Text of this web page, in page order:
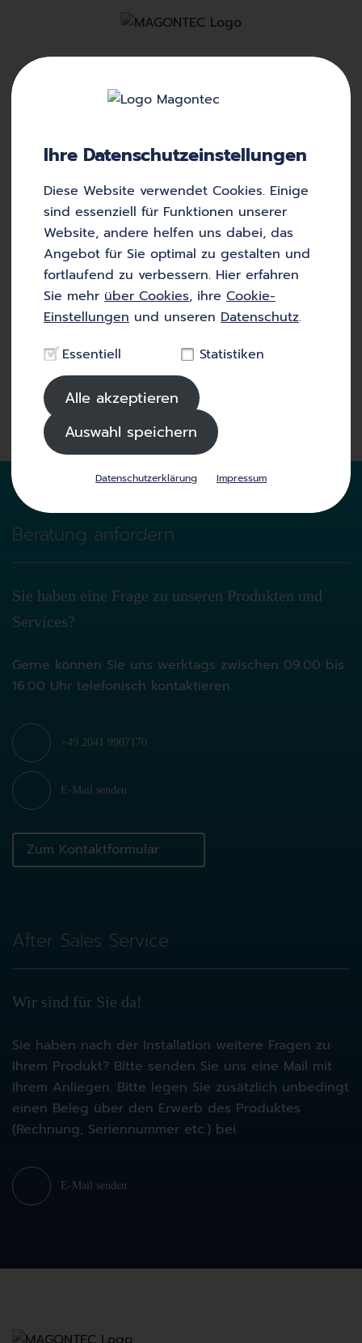
Kathodische
Polarisation
Die kathodische Polarisation ein elektrochemischer
Prozess, bei dem das Potential einer Elektrode in
die negative Richtung geändert wird. Auf diese
Weise verringert sich der Metallverlust und die
treibende Kraft derKorrosionwird verringert.
Zurück zum Glossar
Beratung anfordern
Sie haben eine Frage zu unseren Produkten und
Services?
Gerne können Sie uns werktags zwischen 09.00 bis
16.00 Uhr telefonisch kontaktieren.
+49 2041 9907170
E-Mail senden
Zum Kontaktformular
After Sales Service
Wir sind für Sie da!
Sie haben nach der Installation weitere Fragen zu
Ihrem Produkt? Bitte senden Sie uns eine Mail mit
Ihrem Anliegen. Bitte legen Sie zusätzlich unbedingt
einen Beleg über den Erwerb des Produktes
(Rechnung, Seriennummer etc.) bei.
E-Mail senden
Ihre Datenschutz­einstellungen
Diese Website verwendet Cookies. Einige
sind essenziell für Funktionen unserer
Website, andere helfen uns dabei, das
Angebot für Sie optimal zu gestalten und
fortlaufend zu verbessern. Hier erfahren
Sie mehr über Cookies, ihre Cookie-
Einstellungen und unseren Datenschutz.
Essentiell
Statistiken
Alle akzeptieren
Auswahl speichern
Datenschutzerklärung Impressum